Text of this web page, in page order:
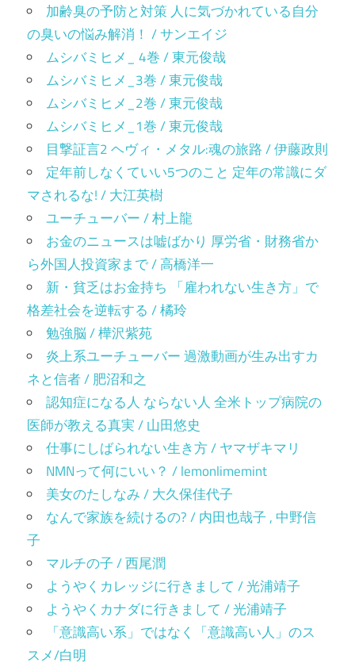
加齢臭の予防と対策 人に気づかれている自分
の臭いの悩み解消！ / サンエイジ
ムシバミヒメ_ 4巻 / 東元俊哉
ムシバミヒメ_3巻 / 東元俊哉
ムシバミヒメ_2巻 / 東元俊哉
ムシバミヒメ_1巻 / 東元俊哉
目撃証言2 ヘヴィ・メタル:魂の旅路 / 伊藤政則
定年前しなくていい5つのこと 定年の常識にダ
マされるな! / 大江英樹
ユーチューバー / 村上龍
お金のニュースは嘘ばかり 厚労省・財務省か
ら外国人投資家まで / 高橋洋一
新・貧乏はお金持ち 「雇われない生き方」で
格差社会を逆転する / 橘玲
勉強脳 / 樺沢紫苑
炎上系ユーチューバー 過激動画が生み出すカ
ネと信者 / 肥沼和之
認知症になる人 ならない人 全米トップ病院の
医師が教える真実 / 山田悠史
仕事にしばられない生き方 / ヤマザキマリ
NMNって何にいい？ / lemonlimemint
美女のたしなみ / 大久保佳代子
なんで家族を続けるの? / 内田也哉子 , 中野信
子
マルチの子 / 西尾潤
ようやくカレッジに行きまして / 光浦靖子
ようやくカナダに行きまして / 光浦靖子
「意識高い系」ではなく「意識高い人」のス
スメ/白明